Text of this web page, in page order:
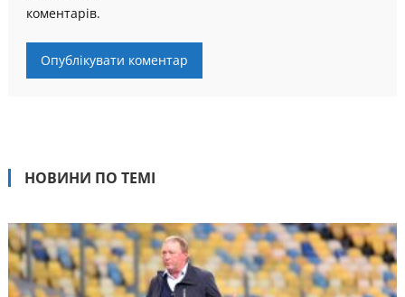
коментарів.
НОВИНИ ПО ТЕМІ